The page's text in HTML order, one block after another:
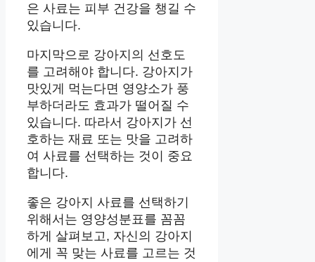
은 사료는 피부 건강을 챙길 수
있습니다.
마지막으로 강아지의 선호도
를 고려해야 합니다. 강아지가
맛있게 먹는다면 영양소가 풍
부하더라도 효과가 떨어질 수
있습니다. 따라서 강아지가 선
호하는 재료 또는 맛을 고려하
여 사료를 선택하는 것이 중요
합니다.
좋은 강아지 사료를 선택하기
위해서는 영양성분표를 꼼꼼
하게 살펴보고, 자신의 강아지
에게 꼭 맞는 사료를 고르는 것